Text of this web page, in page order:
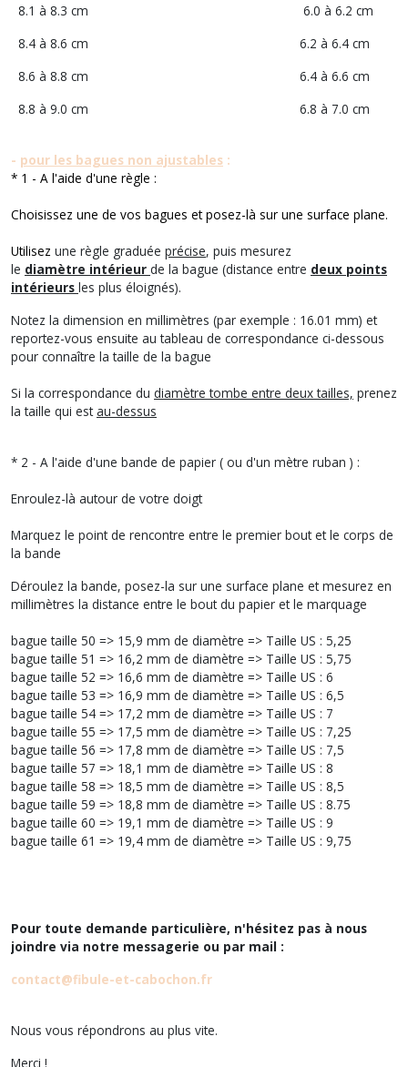
8.1 à 8.3 cm 6.0 à 6.2 cm
8.4 à 8.6 cm 6.2 à 6.4 cm
8.6 à 8.8 cm 6.4 à 6.6 cm
8.8 à 9.0 cm 6.8 à 7.0 cm
- pour les bagues non ajustables :
* 1 - A l'aide d'une règle :
Choisissez une de vos bagues et posez-là sur une surface plane.
Utilisez une règle graduée précise, puis mesurez
le diamètre intérieur de la bague (distance entre deux points
intérieurs les plus éloignés).
Notez la dimension en millimètres (par exemple : 16.01 mm) et
reportez-vous ensuite au tableau de correspondance ci-dessous
pour connaître la taille de la bague
Si la correspondance du diamètre tombe entre deux tailles, prenez
la taille qui estau-dessus
* 2 - A l'aide d'une bande de papier ( ou d'un mètre ruban ) :
Enroulez-là autour de votre doigt
Marquez le point de rencontre entre le premier bout et le corps de
la bande
Déroulez la bande, posez-la sur une surface plane et mesurez en
millimètres la distance entre le bout du papier et le marquage
bague taille 50 => 15,9 mm de diamètre => Taille US : 5,25
bague taille 51 => 16,2 mm de diamètre => Taille US : 5,75
bague taille 52 => 16,6 mm de diamètre => Taille US : 6
bague taille 53 => 16,9 mm de diamètre => Taille US : 6,5
bague taille 54 => 17,2 mm de diamètre => Taille US : 7
bague taille 55 => 17,5 mm de diamètre => Taille US : 7,25
bague taille 56 => 17,8 mm de diamètre => Taille US : 7,5
bague taille 57 => 18,1 mm de diamètre => Taille US : 8
bague taille 58 => 18,5 mm de diamètre => Taille US : 8,5
bague taille 59 => 18,8 mm de diamètre => Taille US : 8.75
bague taille 60 => 19,1 mm de diamètre => Taille US : 9
bague taille 61 => 19,4 mm de diamètre => Taille US : 9,75
Pour toute demande particulière, n'hésitez pas à nous
joindre via notre messagerie ou par mail :
contact@fibule-et-cabochon.fr
Nous vous répondrons au plus vite.
Merci !